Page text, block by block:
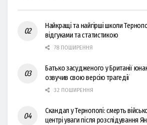
Найкращі та найгірші школи
відгуками та статистикою
78 ПОШИРЕННЯ
Батько засудженого у Британії
озвучив свою версію трагедії
32 ПОШИРЕННЯ
Скандал у Тернополі: смерть
центрі уваги після розслідування